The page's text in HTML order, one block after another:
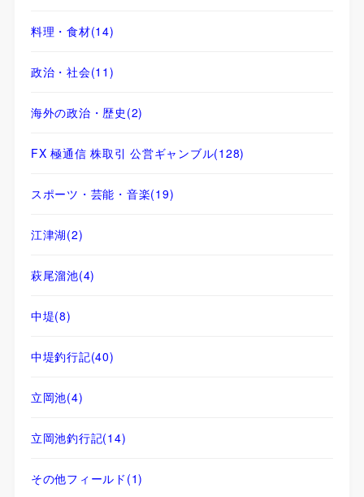
料理・食材(14)
政治・社会(11)
海外の政治・歴史 (2)
FX 極通信 株取引 公営ギャンブル(128)
スポーツ・芸能・音楽(19)
江津湖(2)
萩尾溜池(4)
中堤(8)
中堤釣行記(40)
立岡池(4)
立岡池釣行記(14)
その他フィールド (1)